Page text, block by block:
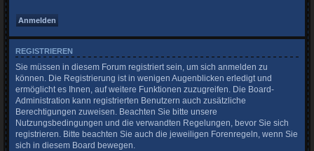
REGISTRIEREN
Sie müssen in diesem Forum registriert sein, um sich anmelden zu
können. Die Registrierung ist in wenigen Augenblicken erledigt und
ermöglicht es Ihnen, auf weitere Funktionen zuzugreifen. Die Board-
Administration kann registrierten Benutzern auch zusätzliche
Berechtigungen zuweisen. Beachten Sie bitte unsere
Nutzungsbedingungen und die verwandten Regelungen, bevor Sie sich
registrieren. Bitte beachten Sie auch die jeweiligen Forenregeln, wenn Sie
sich in diesem Board bewegen.